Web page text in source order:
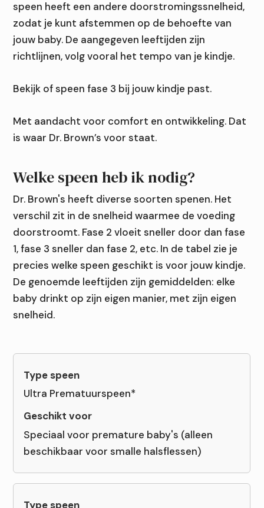
speen heeft een andere doorstromingssnelheid,
zodat je kunt afstemmen op de behoefte van
jouw baby. De aangegeven leeftijden zijn
richtlijnen, volg vooral het tempo van je kindje.
Bekijk of speen fase 3 bij jouw kindje past.
Met aandacht voor comfort en ontwikkeling. Dat
is waar Dr. Brown’s voor staat.
Welke speen heb ik nodig?
Dr. Brown's heeft diverse soorten spenen. Het
verschil zit in de snelheid waarmee de voeding
doorstroomt. Fase 2 vloeit sneller door dan fase
1, fase 3 sneller dan fase 2, etc. In de tabel zie je
precies welke speen geschikt is voor jouw kindje.
De genoemde leeftijden zijn gemiddelden: elke
baby drinkt op zijn eigen manier, met zijn eigen
snelheid.
Ultra Prematuurspeen*
Speciaal voor premature baby's (alleen
beschikbaar voor smalle halsflessen)